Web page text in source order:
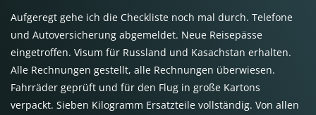
Aufgeregt gehe ich die Checkliste noch mal durch. Telefone
und Autoversicherung abgemeldet. Neue Reisepässe
eingetroffen. Visum für Russland und Kasachstan erhalten.
Alle Rechnungen gestellt, alle Rechnungen überwiesen.
Fahrräder geprüft und für den Flug in große Kartons
verpackt. Sieben Kilogramm Ersatzteile vollständig. Von allen